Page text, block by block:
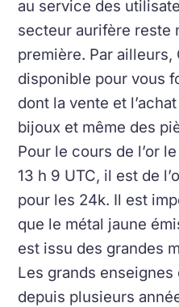
au service des
secteur aurifère reste
première. Par
disponible pour vous
dont la vente et
bijoux et même des
Pour le cours de l’or
13 h 9 UTC, il est de
pour les 24k. Il est
que le métal jaune
est issu des grandes
Les grands
depuis plusieurs